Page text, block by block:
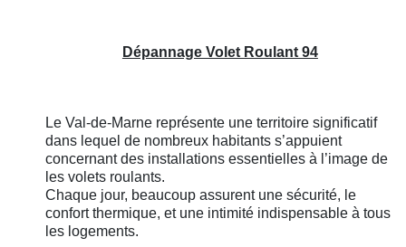
Dépannage Volet Roulant 94
Le Val-de-Marne représente une territoire significatif
dans lequel de nombreux habitants s’appuient
concernant des installations essentielles à l’image de
les volets roulants.
Chaque jour, beaucoup assurent une sécurité, le
confort thermique, et une intimité indispensable à tous
les logements.